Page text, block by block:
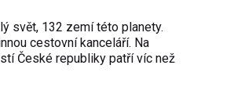
svět, 132 zemí této planety.
cestovní kanceláří. Na
České republiky patří víc než